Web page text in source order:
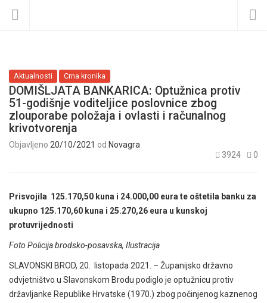
Aktualnosti Crna kronika
DOMIŠLJATA BANKARICA: Optužnica protiv
51-godišnje voditeljice poslovnice zbog
zlouporabe položaja i ovlasti i računalnog
krivotvorenja
Objavljeno 20/10/2021 od Novagra
3924
0
Prisvojila 125.170,50 kuna i 24.000,00 eura te oštetila banku za
ukupno 125.170,60 kuna i 25.270,26 eura u kunskoj
protuvrijednosti
Foto Policija brodsko-posavska, Ilustracija
SLAVONSKI BROD, 20. listopada 2021. – Županijsko državno
odvjetništvo u Slavonskom Brodu podiglo je optužnicu protiv
državljanke Republike Hrvatske (1970.) zbog počinjenog kaznenog